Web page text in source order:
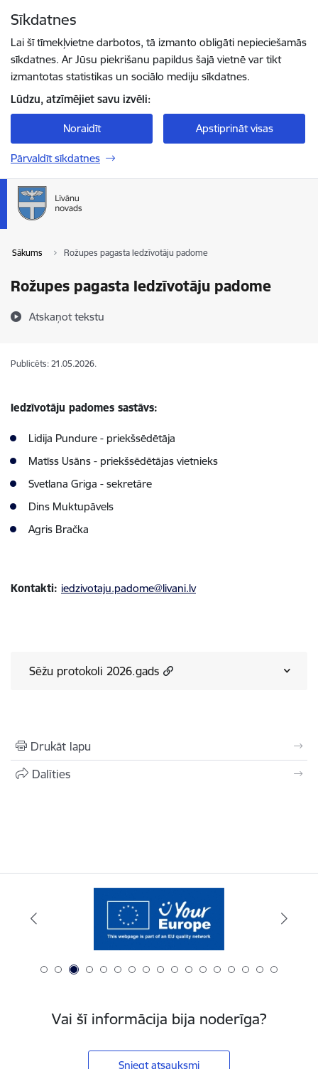
Sīkdatnes
Lai šī tīmekļvietne darbotos, tā izmanto obligāti nepieciešamās
sīkdatnes. Ar Jūsu piekrišanu papildus šajā vietnē var tikt
izmantotas statistikas un sociālo mediju sīkdatnes.
Lūdzu, atzīmējiet savu izvēli:
Noraidīt Apstiprināt visas
Pārvaldīt sīkdatnes
Sākums Rožupes pagasta Iedzīvotāju padome
Rožupes pagasta Iedzīvotāju padome
Atskaņot tekstu
Publicēts: 21.05.2026.
Iedzīvotāju padomes sastāvs:
Lidija Pundure - priekšsēdētāja
Matīss Usāns - priekšsēdētājas vietnieks
Svetlana Griga - sekretāre
Dins Muktupāvels
Agris Bračka
Kontakti: iedzivotaju.padome@livani.lv
Sēžu protokoli 2026.gads
Drukāt lapu
Dalīties
Vai šī informācija bija noderīga?
Sniegt atsauksmi